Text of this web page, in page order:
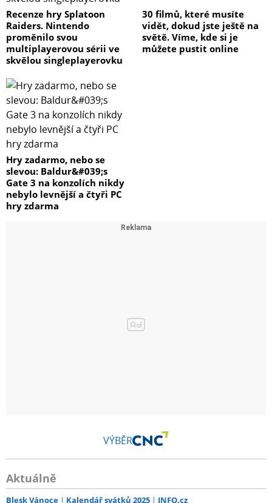
Recenze hry Splatoon
Raiders. Nintendo
proměnilo svou
multiplayerovou sérii ve
skvělou singleplayerovku
30 filmů, které musíte
vidět, dokud jste ještě na
světě. Víme, kde si je
můžete pustit online
Hry zadarmo, nebo se
slevou: Baldur&#039;s
Gate 3 na konzolích nikdy
nebylo levnější a čtyři PC
hry zdarma
VÝBĚR
Aktuálně
Blesk Vánoce Kalendář svátků 2025 INFO.cz